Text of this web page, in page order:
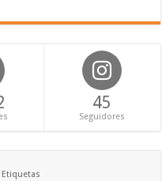
45
Seguidores
Etiquetas